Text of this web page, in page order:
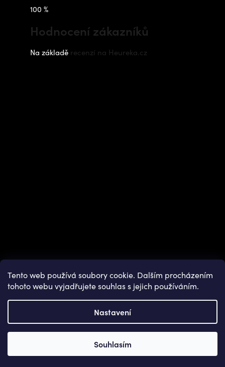
Tento web používá soubory cookie. Dalším procházením
tohoto webu vyjadřujete souhlas s jejich používáním.
Nastavení
Souhlasím
100 %
Hodnocení zákazníků
Na základě recenzí na Heureka.cz
Vytvořil Shoptet
Copyright 2026OUTDOOR SHOPS. Všechna práva vyhrazena.